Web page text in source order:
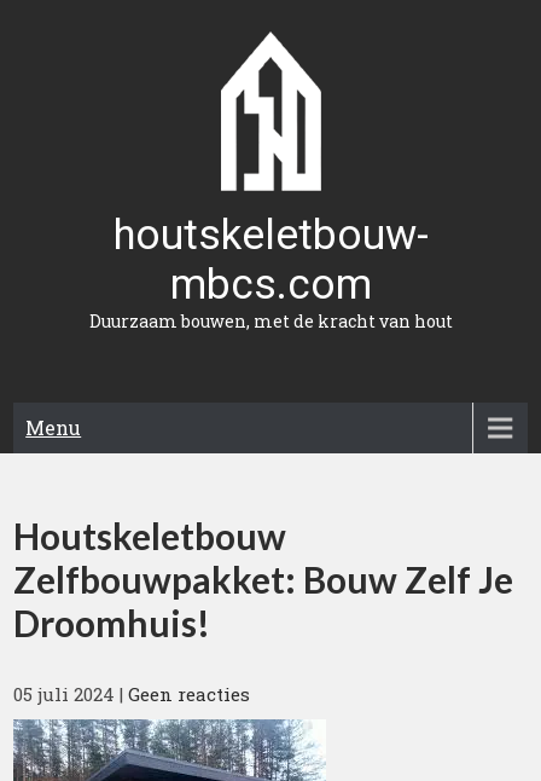
houtskeletbouw-
mbcs.com
Duurzaam bouwen, met de kracht van hout
Menu
Houtskeletbouw
Zelfbouwpakket: Bouw Zelf Je
Droomhuis!
05 juli 2024 |Geen reacties